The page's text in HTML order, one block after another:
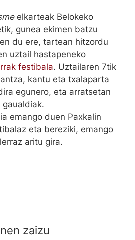
elkarteak Belokeko
gunea ekimen batzu
du ere, tartean hitzordu
uztail hastapeneko
festibala. Uztailaren 7tik
kantu eta txalaparta
egunero, eta arratsetan
emango duen Paxkalin
eta bereziki, emango
aritu gira.
zaizu